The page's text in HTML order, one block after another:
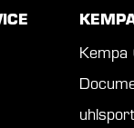
Kempa